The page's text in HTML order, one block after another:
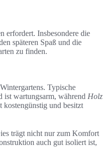
erfordert. Insbesondere die
späteren Spaß und die
zu finden.
Typische
ist wartungsarm, während Holz
kostengünstig und besitzt
trägt nicht nur zum Komfort
auch gut isoliert ist,